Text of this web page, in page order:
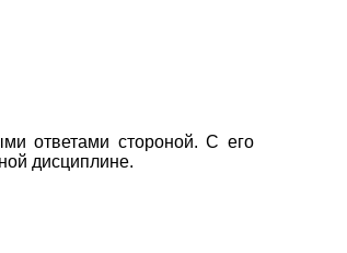
ответами стороной. С его
дисциплине.